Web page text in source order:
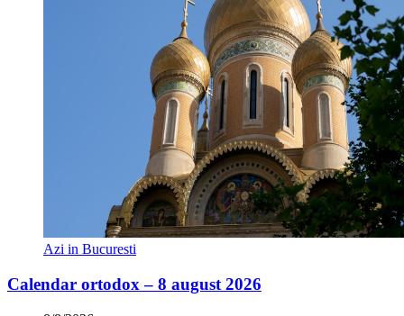
Azi in Bucuresti
Calendar ortodox – 8 august 2026